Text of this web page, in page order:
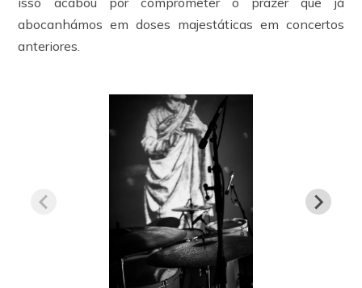
abocanhámos em doses majestáticas em concertos
anteriores.